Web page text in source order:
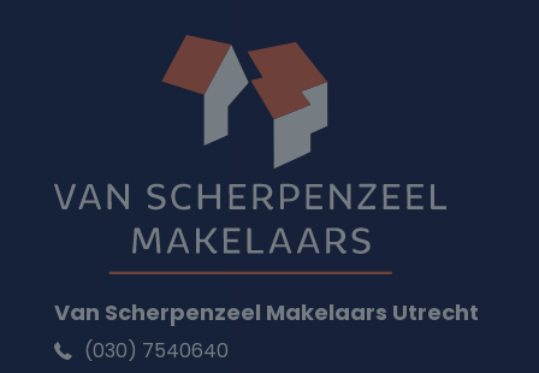
Van Scherpenzeel Makelaars Utrecht
(030) 7540640